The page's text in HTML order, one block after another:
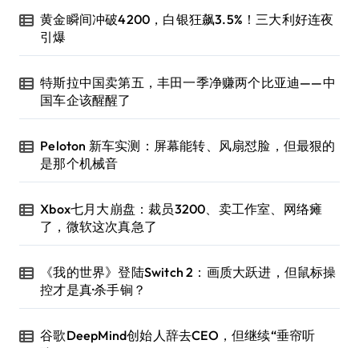
黄金瞬间冲破4200，白银狂飙3.5%！三大利好连夜
引爆
特斯拉中国卖第五，丰田一季净赚两个比亚迪——中
国车企该醒醒了
Peloton 新车实测：屏幕能转、风扇怼脸，但最狠的
是那个机械音
Xbox七月大崩盘：裁员3200、卖工作室、网络瘫
了，微软这次真急了
《我的世界》登陆Switch 2：画质大跃进，但鼠标操
控才是真·杀手锏？
谷歌DeepMind创始人辞去CEO，但继续“垂帘听